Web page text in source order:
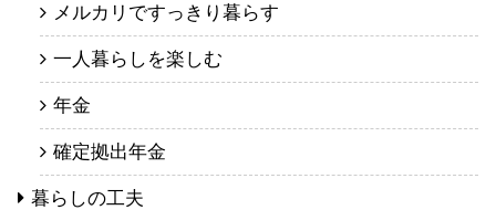
メルカリですっきり暮らす
一人暮らしを楽しむ
年金
確定拠出年金
暮らしの工夫